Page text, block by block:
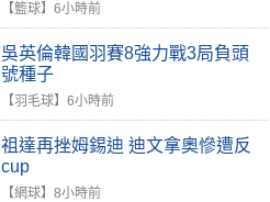
【籃球】 6小時前
吳英倫韓國羽賽8強力戰3局負頭
號種子
【羽毛球】 6小時前
祖達再挫姆錫迪 迪文拿奧慘遭反
cup
【網球】 8小時前